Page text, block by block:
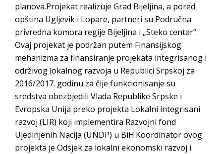
planova.Projekat realizuje Grad Bijeljina, a pored
opština Ugljevik i Lopare, partneri su Područna
privredna komora regije Bijeljina i „Steko centar“.
Ovaj projekat je podržan putem Finansijskog
mehanizma za finansiranje projekata integrisanog i
održivog lokalnog razvoja u Republici Srpskoj za
2016/2017. godinu za čije funkcionisanje su
sredstva obezbjedili Vlada Republike Srpske i
Evropska Unija preko projekta Lokalni integrisani
razvoj (LIR) koji implementira Razvojni fond
Ujedinjenih Nacija (UNDP) u BiH.Koordinator ovog
projekta je Odsjek za lokalni ekonomski razvoj i